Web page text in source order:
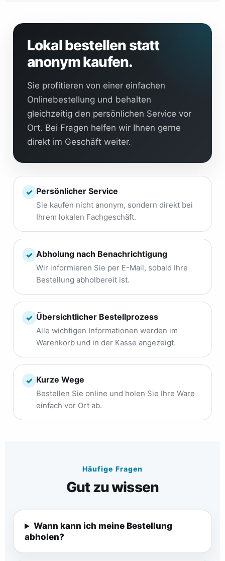
Lokal bestellen statt
anonym kaufen.
Sie profitieren von einer einfachen
Onlinebestellung und behalten
gleichzeitig den persönlichen Service vor
Ort. Bei Fragen helfen wir Ihnen gerne
direkt im Geschäft weiter.
✓ Persönlicher Service
Sie kaufen nicht anonym, sondern direkt bei
Ihrem lokalen Fachgeschäft.
✓ Abholung nach Benachrichtigung
Wir informieren Sie per E-Mail, sobald Ihre
Bestellung abholbereit ist.
✓ Übersichtlicher Bestellprozess
Alle wichtigen Informationen werden im
Warenkorb und in der Kasse angezeigt.
✓ Kurze Wege
Bestellen Sie online und holen Sie Ihre Ware
einfach vor Ort ab.
Häufige Fragen
Gut zu wissen
Wann kann ich meine Bestellung
abholen?